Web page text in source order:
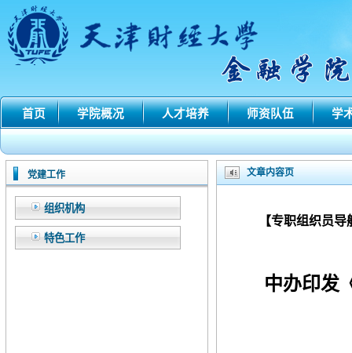
首页 学院概况 人才培养 师资队伍 学
党建工作
组织机构
特色工作
文章内容页
【专职组织员
中办印发